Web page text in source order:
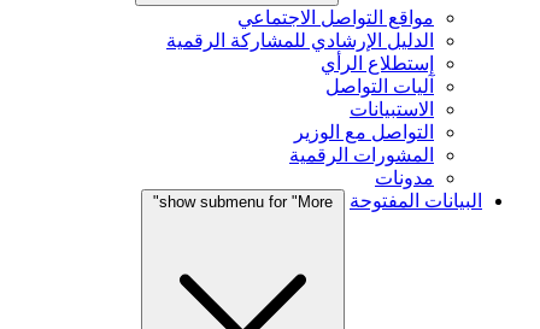
مواقع التواصل الاجتماعي
الدليل الإرشادي للمشاركة الرقمية
إستطلاع الرأي
آليات التواصل
الاستبيانات
التواصل مع الوزير
المشورات الرقمية
مدونات
البيانات المفتوحة
show submenu for "More"